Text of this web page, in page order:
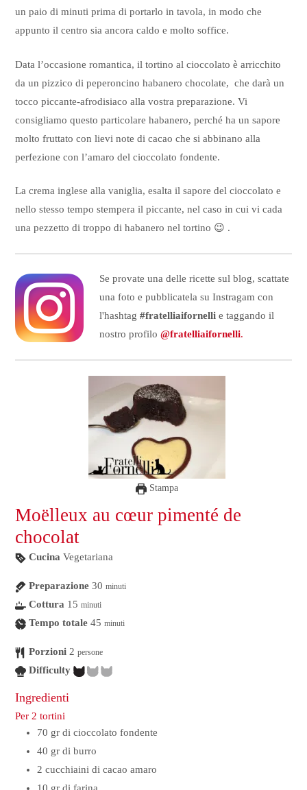
un paio di minuti prima di portarlo in tavola, in modo che
appunto il centro sia ancora caldo e molto soffice.
Data l’occasione romantica, il tortino al cioccolato è arricchito
da un pizzico di peperoncino habanero chocolate, che darà un
tocco piccante-afrodisiaco alla vostra preparazione. Vi
consigliamo questo particolare habanero, perché ha un sapore
molto fruttato con lievi note di cacao che si abbinano alla
perfezione con l’amaro del cioccolato fondente.
La crema inglese alla vaniglia, esalta il sapore del cioccolato e
nello stesso tempo stempera il piccante, nel caso in cui vi cada
una pezzetto di troppo di habanero nel tortino 😉 .
Se provate una delle ricette sul blog, scattate
una foto e pubblicatela su Instragam con
l'hashtag #fratelliaifornellie taggando il
nostro profilo @fratelliaifornelli.
Stampa
Moëlleux au cœur pimenté de
chocolat
Cucina Vegetariana
Preparazione 30 minuti
Cottura 15 minuti
Tempo totale 45 minuti
Porzioni 2 persone
Difficulty
Ingredienti
Per 2 tortini
70 gr di cioccolato fondente
40 gr di burro
2 cucchiaini di cacao amaro